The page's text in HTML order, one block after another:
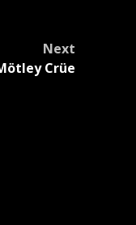
Next
Crüe